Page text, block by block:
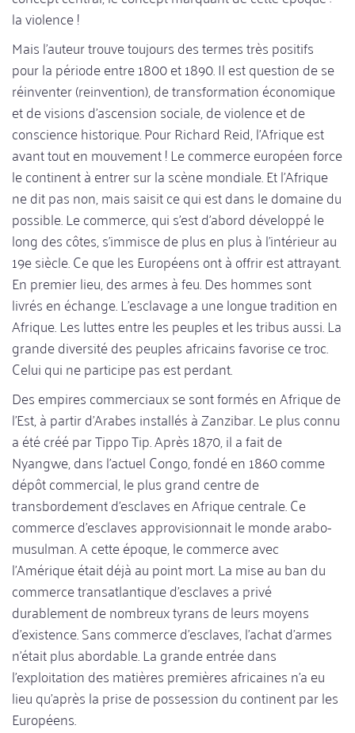
la violence !
Mais l'auteur trouve toujours des termes très positifs
pour la période entre 1800 et 1890. Il est question de se
réinventer (reinvention), de transformation économique
et de visions d'ascension sociale, de violence et de
conscience historique. Pour Richard Reid, l'Afrique est
avant tout en mouvement ! Le commerce européen force
le continent à entrer sur la scène mondiale. Et l'Afrique
ne dit pas non, mais saisit ce qui est dans le domaine du
possible. Le commerce, qui s'est d'abord développé le
long des côtes, s'immisce de plus en plus à l'intérieur au
19e siècle. Ce que les Européens ont à offrir est attrayant.
En premier lieu, des armes à feu. Des hommes sont
livrés en échange. L'esclavage a une longue tradition en
Afrique. Les luttes entre les peuples et les tribus aussi. La
grande diversité des peuples africains favorise ce troc.
Celui qui ne participe pas est perdant.
Des empires commerciaux se sont formés en Afrique de
l'Est, à partir d'Arabes installés à Zanzibar. Le plus connu
a été créé par Tippo Tip. Après 1870, il a fait de
Nyangwe, dans l'actuel Congo, fondé en 1860 comme
dépôt commercial, le plus grand centre de
transbordement d'esclaves en Afrique centrale. Ce
commerce d'esclaves approvisionnait le monde arabo-
musulman. A cette époque, le commerce avec
l'Amérique était déjà au point mort. La mise au ban du
commerce transatlantique d'esclaves a privé
durablement de nombreux tyrans de leurs moyens
d'existence. Sans commerce d'esclaves, l'achat d'armes
n'était plus abordable. La grande entrée dans
l'exploitation des matières premières africaines n'a eu
lieu qu'après la prise de possession du continent par les
Européens.